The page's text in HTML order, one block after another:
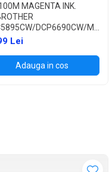
MAGENTA INK.
DCP6690CW/
DCP-
395CN/585CW,MFC-
790CW (325 PAG)
Lei
Adauga in cos